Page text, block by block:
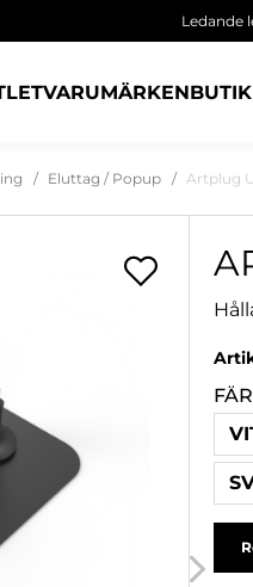
Ledande
VARUMÄRKEN
Eluttag / Popup Artplug